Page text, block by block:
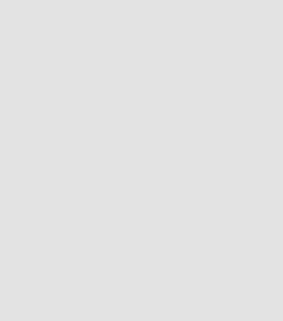
to verify the first certificate